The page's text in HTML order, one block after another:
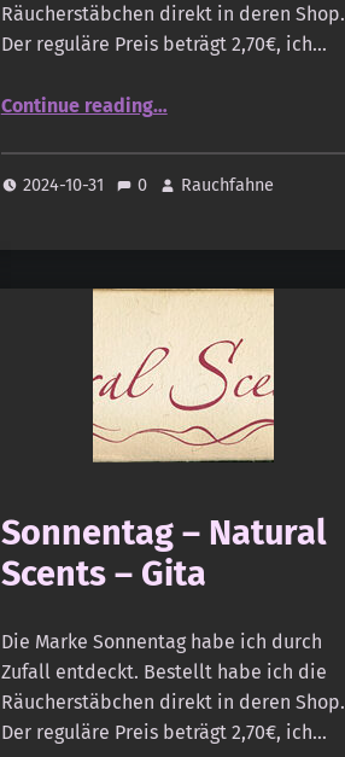
Räucherstäbchen direkt in deren Shop.
Der reguläre Preis beträgt 2,70€, ich…
Continue reading“Sonnentag – Natural Scents – Everest”
…
2024-10-31 0 Rauchfahne
Sonnentag – Natural
Scents – Gita
Die Marke Sonnentag habe ich durch
Zufall entdeckt. Bestellt habe ich die
Räucherstäbchen direkt in deren Shop.
Der reguläre Preis beträgt 2,70€, ich…